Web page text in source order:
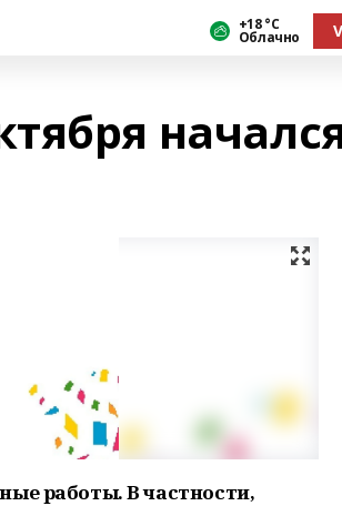
+18 °С
Облачно
работы. В частности,